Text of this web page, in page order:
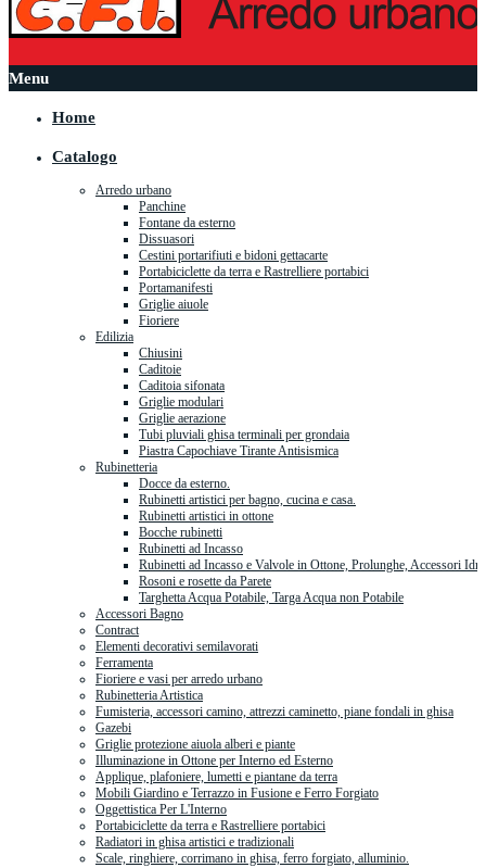
Menu
Home
Catalogo
Arredo urbano
Panchine
Fontane da esterno
Dissuasori
Cestini portarifiuti e bidoni gettacarte
Portabiciclette da terra e Rastrelliere portabici
Portamanifesti
Griglie aiuole
Fioriere
Edilizia
Chiusini
Caditoie
Caditoia sifonata
Griglie modulari
Griglie aerazione
Tubi pluviali ghisa terminali per grondaia
Piastra Capochiave Tirante Antisismica
Rubinetteria
Docce da esterno.
Rubinetti artistici per bagno, cucina e casa.
Rubinetti artistici in ottone
Bocche rubinetti
Rubinetti ad Incasso
Rubinetti ad Incasso e Valvole in Ottone, Prolunghe, Accessori
Rosoni e rosette da Parete
Targhetta Acqua Potabile, Targa Acqua non Potabile
Accessori Bagno
Contract
Elementi decorativi semilavorati
Ferramenta
Fioriere e vasi per arredo urbano
Rubinetteria Artistica
Fumisteria, accessori camino, attrezzi caminetto, piane fondali in ghisa
Gazebi
Griglie protezione aiuola alberi e piante
Illuminazione in Ottone per Interno ed Esterno
Applique, plafoniere, lumetti e piantane da terra
Mobili Giardino e Terrazzo in Fusione e Ferro Forgiato
Oggettistica Per L'Interno
Portabiciclette da terra e Rastrelliere portabici
Radiatori in ghisa artistici e tradizionali
Scale, ringhiere, corrimano in ghisa, ferro forgiato, alluminio.